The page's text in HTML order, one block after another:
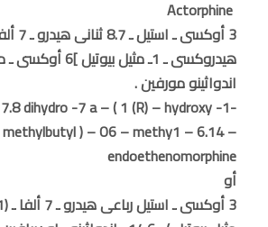
اندواثينو مورفين .
dihydro -7 a – ( 1 (R) – hydroxy -1-
methylbutyl ) – O6 – methy1 – 6.14 –
endoethenomorphine
أو